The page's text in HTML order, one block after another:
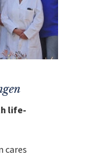
life-
cares